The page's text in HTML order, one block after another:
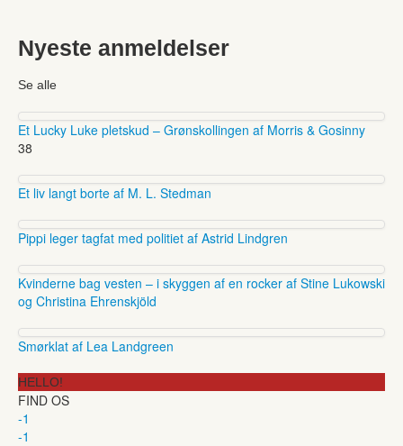
Nyeste anmeldelser
Se alle
Et Lucky Luke pletskud – Grønskollingen af Morris & Gosinny
38
Et liv langt borte af M. L. Stedman
Pippi leger tagfat med politiet af Astrid Lindgren
Kvinderne bag vesten – i skyggen af en rocker af Stine Lukowski
og Christina Ehrenskjöld
Smørklat af Lea Landgreen
HELLO!
FIND OS
-1
-1